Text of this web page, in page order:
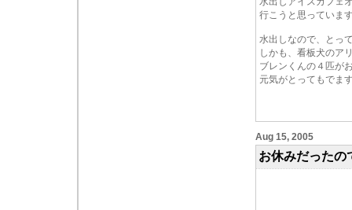
行こうと思っていま
水出しなので、とっ
しかも、看板犬のア
ブレンくんの４匹が
元気がとってもでま
Aug 15, 2005
お休みだったの